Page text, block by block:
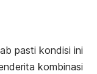
pasti kondisi ini
kombinasi